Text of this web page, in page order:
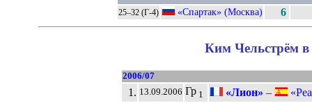
25–32 (Г-4) «Спартак» (Москва) 6
Ким Чельстрём в
2006/07
1. 13.09.2006 Гр1 «Лион» –